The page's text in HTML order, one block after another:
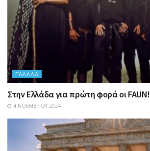
ΕΛΛΆΔΑ
Στην Ελλάδα για πρώτη φορά οι FAUN!
4 ΝΟΕΜΒΡΊΟΥ 2024